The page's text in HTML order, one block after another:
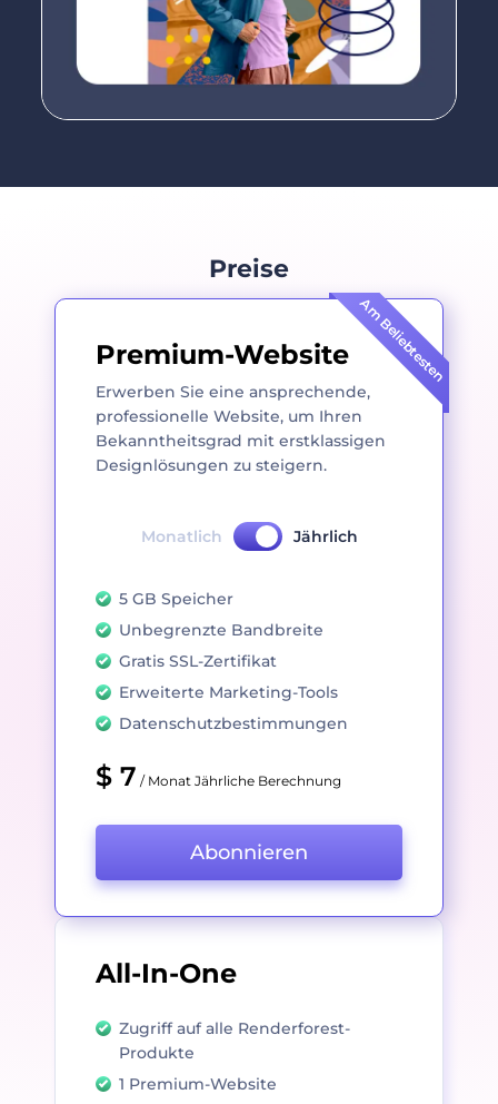
Preise
Premium-Website
Erwerben Sie eine ansprechende,
professionelle Website, um Ihren
Bekanntheitsgrad mit erstklassigen
Designlösungen zu steigern.
Monatlich Jährlich
5 GB Speicher
Unbegrenzte Bandbreite
Gratis SSL-Zertifikat
Erweiterte Marketing-Tools
Datenschutzbestimmungen
$ 7 / Monat Jährliche Berechnung
Abonnieren
Am Beliebtesten
All-In-One
Zugriff auf alle Renderforest-
Produkte
1 Premium-Website